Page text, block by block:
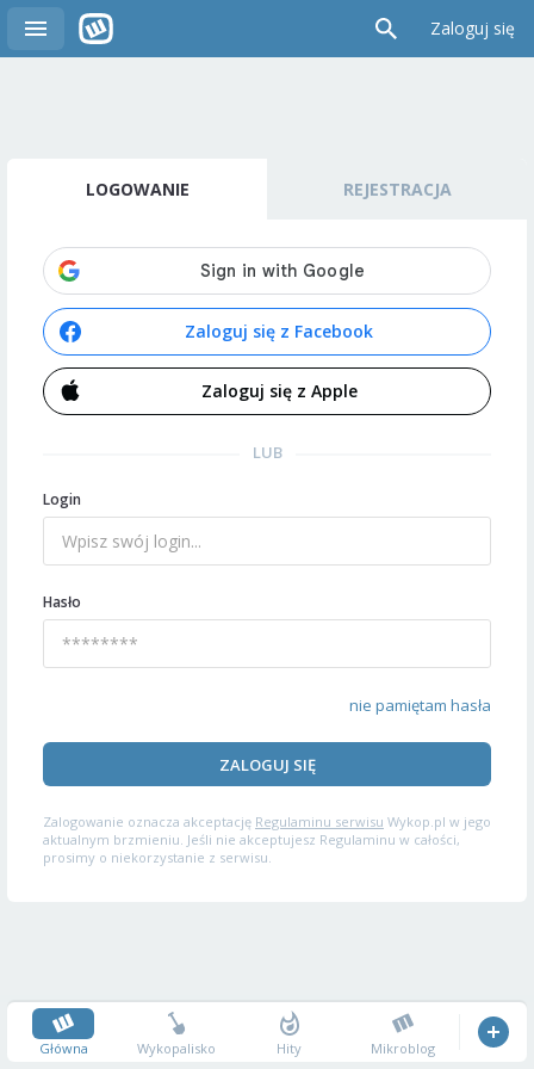
Zaloguj się
LOGOWANIE REJESTRACJA
Zaloguj się z Facebook
Zaloguj się z Apple
LUB
Login
Hasło
nie pamiętam hasła
ZALOGUJ SIĘ
Zalogowanie oznacza akceptację Regulaminu serwisu Wykop.pl w jego
aktualnym brzmieniu. Jeśli nie akceptujesz Regulaminu w całości,
prosimy o niekorzystanie z serwisu.
Główna Wykopalisko Hity Mikroblog